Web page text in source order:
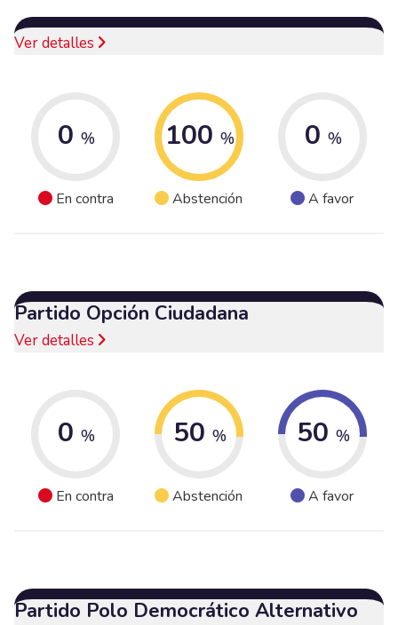
Ver detalles
0 %
En contra
100 %
Abstención
0 %
A favor
Partido Opción Ciudadana
Ver detalles
0 %
En contra
50 %
Abstención
50 %
A favor
Partido Polo Democrático Alternativo